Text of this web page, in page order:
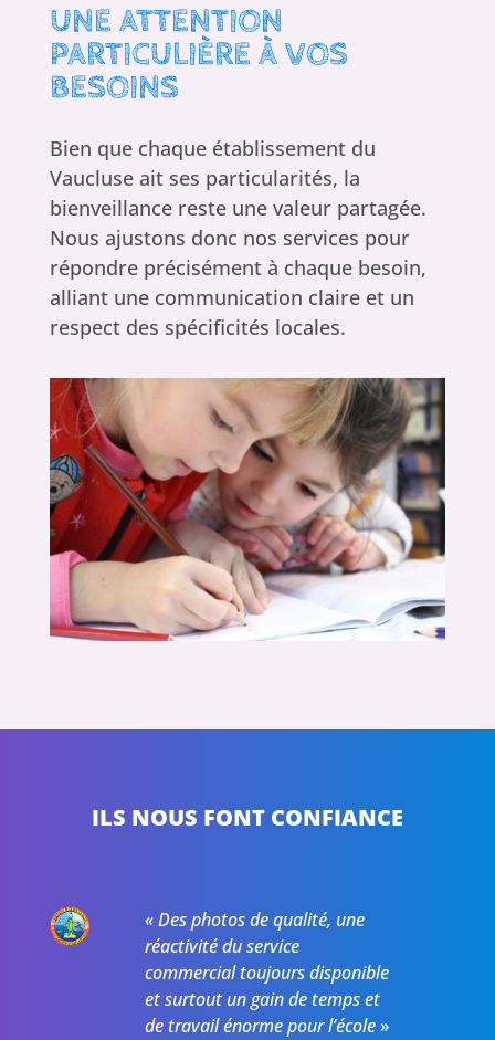
UNE ATTENTION
PARTICULIÈRE À VOS
BESOINS
Bien que chaque établissement du
Vaucluse ait ses particularités, la
bienveillance reste une valeur partagée.
Nous ajustons donc nos services pour
répondre précisément à chaque besoin,
alliant une communication claire et un
respect des spécificités locales.
ILS NOUS FONT CONFIANCE
«Des photos de qualité, une
réactivité du service
commercial toujours disponible
et surtout un gain de temps et
de travail énorme pour l’école»